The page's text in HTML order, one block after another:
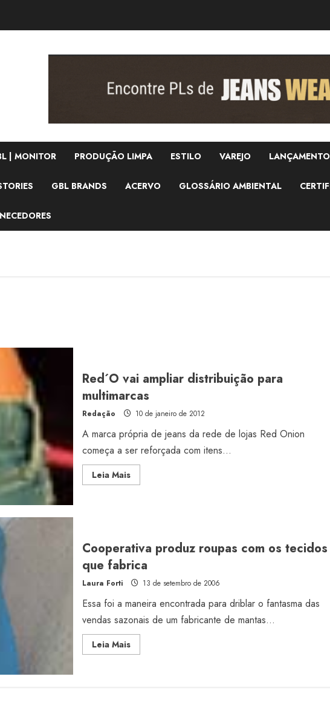
| MONITOR PRODUÇÃO LIMPA ESTILO VAREJO
GBL BRANDS ACERVO GLOSSÁRIO AMBIENTAL
Red´O vai ampliar distribuição para
multimarcas
Redação 10 de janeiro de 2012
A marca própria de jeans da rede de lojas Red Onion
começa a ser reforçada com itens...
Leia MaisRead
more
para
multimarcas
Cooperativa produz roupas com os tecidos
que fabrica
Laura Forti 13 de setembro de 2006
Essa foi a maneira encontrada para driblar o fantasma das
vendas sazonais de um fabricante de mantas...
Leia MaisRead
more